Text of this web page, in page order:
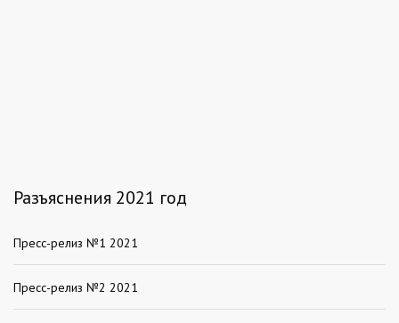
Разъяснения 2021 год
Пресс-релиз №1 2021
Пресс-релиз №2 2021